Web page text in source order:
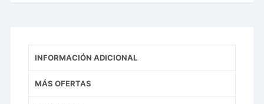
INFORMACIÓN ADICIONAL
MÁS OFERTAS